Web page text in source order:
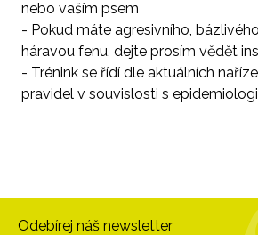
nebo vaším psem
- Pokud máte agresivního,
háravou fenu, dejte prosím vědět
- Trénink se řídí dle aktuálních
pravidel v souvislosti s
Odebírej náš newsletter